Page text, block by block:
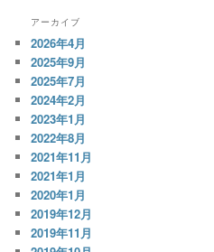
アーカイブ
2026年4月
2025年9月
2025年7月
2024年2月
2023年1月
2022年8月
2021年11月
2021年1月
2020年1月
2019年12月
2019年11月